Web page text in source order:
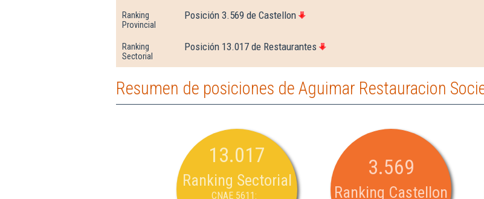
Ranking
Provincial
Posición 3.569 de Castellon
Ranking
Sectorial
Posición 13.017 de Restaurantes
Resumen de posiciones de Aguimar Restauracion
13.017
Ranking Sectorial
CNAE 5611:
3.569
Ranking Castellon